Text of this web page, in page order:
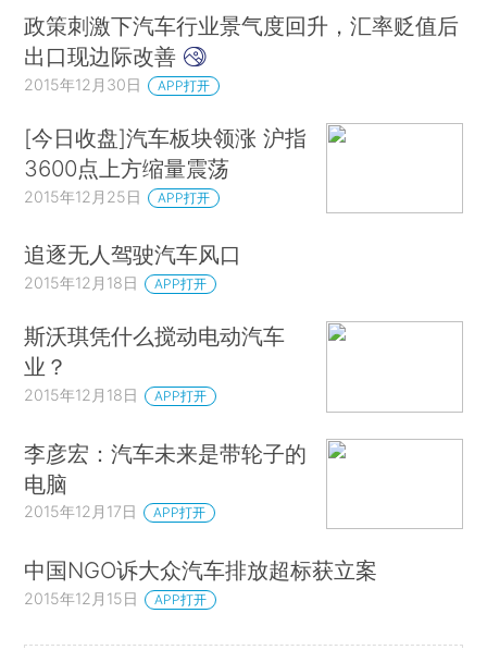
政策刺激下汽车行业景气度回升，汇率贬值后
出口现边际改善
2015年12月30日 APP打开
[今日收盘]汽车板块领涨 沪指
3600点上方缩量震荡
2015年12月25日 APP打开
追逐无人驾驶汽车风口
2015年12月18日 APP打开
斯沃琪凭什么搅动电动汽车
业？
2015年12月18日 APP打开
李彦宏：汽车未来是带轮子的
电脑
2015年12月17日 APP打开
中国NGO诉大众汽车排放超标获立案
2015年12月15日 APP打开